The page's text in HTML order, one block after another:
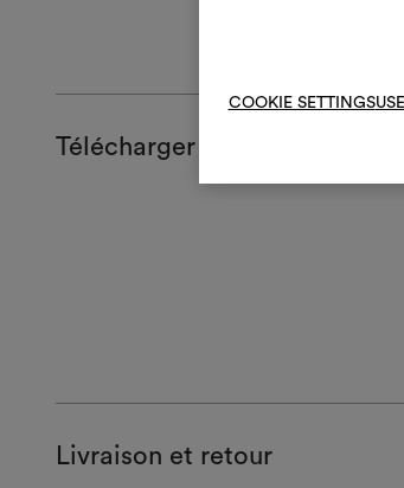
COOKIE SETTINGS
Télécharger
Livraison et retour